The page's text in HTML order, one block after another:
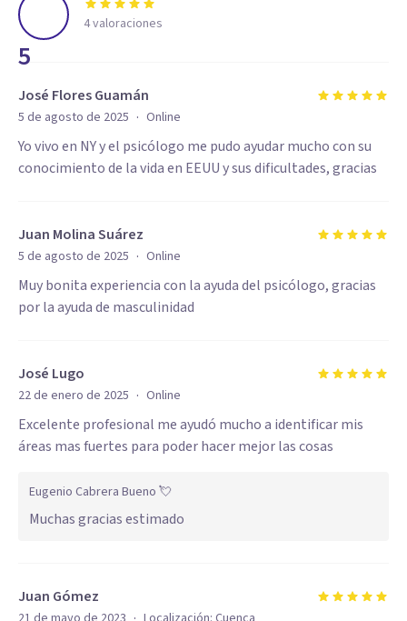
5
4valoraciones
José Flores Guamán
5 de agosto de 2025 · Online
Yo vivo en NY y el psicólogo me pudo ayudar mucho con su
conocimiento de la vida en EEUU y sus dificultades, gracias
Juan Molina Suárez
5 de agosto de 2025 · Online
Muy bonita experiencia con la ayuda del psicólogo, gracias
por la ayuda de masculinidad
José Lugo
22 de enero de 2025 · Online
Excelente profesional me ayudó mucho a identificar mis
áreas mas fuertes para poder hacer mejor las cosas
Eugenio Cabrera Bueno 💘
Muchas gracias estimado
Juan Gómez